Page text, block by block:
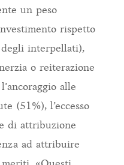
un peso
rispetto
degli interpellati),
o reiterazione
alle
(51%), l’eccesso
di attribuzione
ad attribuire